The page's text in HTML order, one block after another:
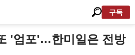
구독
'엄포'…한미일은 전방